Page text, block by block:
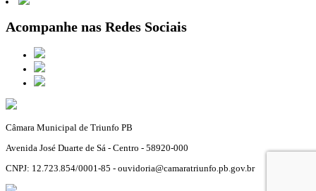
Acompanhe nas Redes Sociais
Câmara Municipal de Triunfo PB
Avenida José Duarte de Sá - Centro - 58920-000
CNPJ: 12.723.854/0001-85 - ouvidoria@camaratriunfo.pb.gov.br